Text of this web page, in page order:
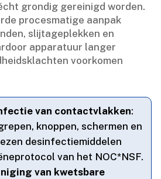
grondig gereinigd worden.​
procesmatige aanpak
slijtageplekken en
apparatuur langer
voorkomen
van contactvlakken:
knoppen, schermen en
desinfectiemiddelen
van het NOC*NSF.​
van kwetsbare